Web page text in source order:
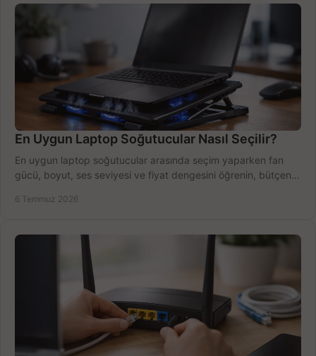
En Uygun Laptop Soğutucular Nasıl Seçilir?
En uygun laptop soğutucular arasında seçim yaparken fan
gücü, boyut, ses seviyesi ve fiyat dengesini öğrenin, bütçenizi
6 Temmuz 2026